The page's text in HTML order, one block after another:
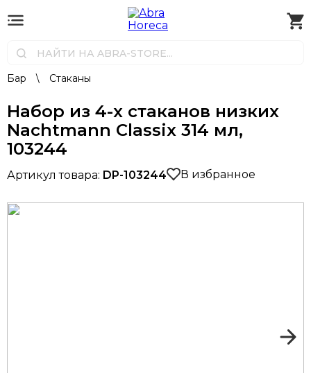
Бар \ Стаканы
Набор из 4-х стаканов низких
Nachtmann Classix 314 мл,
103244
Артикул товара: DP-103244 В избранное